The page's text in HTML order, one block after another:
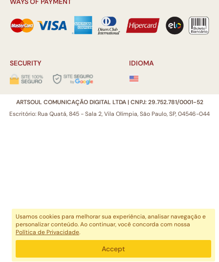
SECURITY IDIOMA
ARTSOUL COMUNICAÇÃO DIGITAL LTDA | CNPJ: 29.752.781/0001-52
Escritório: Rua Quatá, 845 - Sala 2, Vila Olímpia, São Paulo, SP, 04546-044
Usamos cookies para melhorar sua experiência, analisar navegação e
personalizar conteúdo. Ao continuar, você concorda com nossa
Política de Privacidade.
Accept